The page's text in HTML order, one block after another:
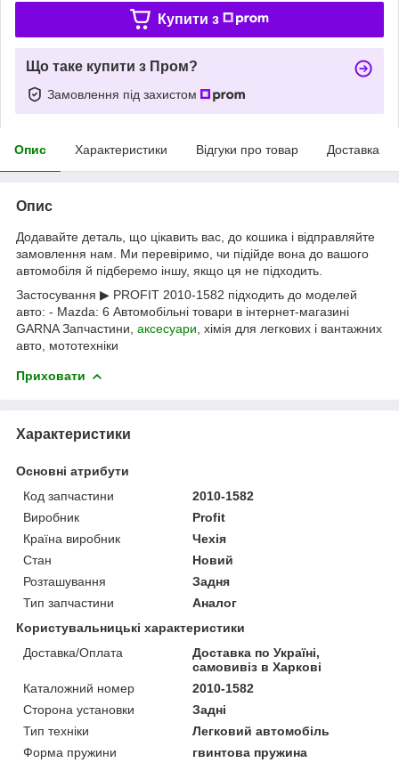
Купити з
Що таке купити з Пром?
Замовлення під захистом
Опис Характеристики Відгуки про товар Доставка
Опис
Додавайте деталь, що цікавить вас, до кошика і відправляйте
замовлення нам. Ми перевіримо, чи підійде вона до вашого
автомобіля й підберемо іншу, якщо ця не підходить.
Застосування ▶ PROFIT 2010-1582 підходить до моделей
авто: - Mazda: 6 Автомобільні товари в інтернет-магазині
GARNA Запчастини, аксесуари , хімія для легкових і вантажних
авто, мототехніки
Приховати
Характеристики
Основні атрибути
Код запчастини
2010-1582
Виробник
Profit
Країна виробник
Чехія
Стан
Новий
Розташування
Задня
Тип запчастини
Аналог
Користувальницькі характеристики
Доставка/Оплата
Доставка по Україні,
самовивіз в Харкові
Каталожний номер
2010-1582
Сторона установки
Задні
Тип техніки
Легковий автомобіль
Форма пружини
гвинтова пружина